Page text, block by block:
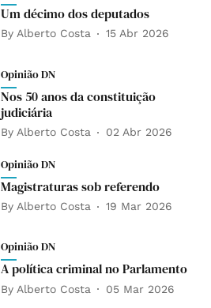
Um décimo dos deputados
By Alberto Costa 15 Abr 2026
Opinião DN
Nos 50 anos da constituição
judiciária
By Alberto Costa 02 Abr 2026
Opinião DN
Magistraturas sob referendo
By Alberto Costa 19 Mar 2026
Opinião DN
A política criminal no Parlamento
By Alberto Costa 05 Mar 2026